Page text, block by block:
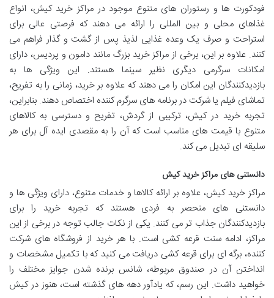
فودکورت ها و رستوران های متنوع موجود در مراکز خرید کیش، انواع
غذاهای محلی و بین المللی را ارائه می دهند که فرصتی عالی برای
استراحت و صرف یک وعده غذایی لذیذ پس از گشت و گذار فراهم می
کنند. علاوه بر این، برخی از مراکز خرید بزرگ مانند دامون و پردیس، دارای
امکانات سرگرمی دیگری نظیر سینما هستند. این ویژگی ها به
بازدیدکنندگان این امکان را می دهند که علاوه بر خرید، زمانی را به تفریح،
تماشای فیلم یا شرکت در برنامه های سرگرم کننده اختصاص دهند. بنابراین،
تجربه خرید در کیش، ترکیبی از گردش، تفریح و دسترسی به کالاهای
متنوع با قیمت های مناسب است که آن را به مقصدی ایده آل برای هر
سلیقه ای تبدیل می کند.
دانستنی های مراکز خرید کیش
مراکز خرید کیش، علاوه بر ارائه کالاها و خدمات متنوع، دارای ویژگی ها و
دانستنی های منحصر به فردی هستند که تجربه خرید را برای
بازدیدکنندگان جذاب تر می کنند. یکی از نکات جالب توجه در برخی از این
مراکز، ادامه سنت قرعه کشی است. با هر خرید از فروشگاه های شرکت
کننده، برگه ای برای قرعه کشی دریافت می کنید که با تکمیل مشخصات و
انداختن آن در صندوق مربوطه، شانس برنده شدن جوایز مختلف را
خواهید داشت. این رسم، که یادآور دهه های گذشته است، هنوز در کیش